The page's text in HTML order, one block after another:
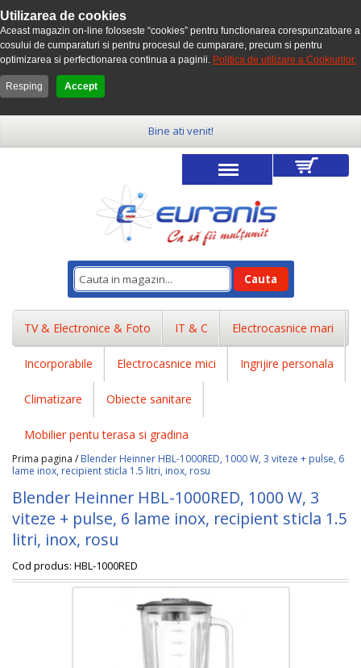
Utilizarea de cookies
Aceast magazin on-line foloseste “cookies” pentru functionarea corespunzatoare a
cosului de cumparaturi si pentru procesul de cumparare, precum si pentru
optimizarea si perfectionarea continua a paginii. Politica de utilizare a Cookiurilor.
Resping Accept
Bine ati venit!
Cauta
TV & Electronice & Foto IT & C Electrocasnice mari
Incorporabile Electrocasnice mici Ingrijire personala
Climatizare Obiecte sanitare
Mobilier pentu terasa si gradina
Prima pagina /Blender Heinner HBL-1000RED, 1000 W, 3 viteze + pulse, 6
lame inox, recipient sticla 1.5 litri, inox, rosu
Blender Heinner HBL-1000RED, 1000 W, 3
viteze + pulse, 6 lame inox, recipient sticla 1.5
litri, inox, rosu
Cod produs: HBL-1000RED